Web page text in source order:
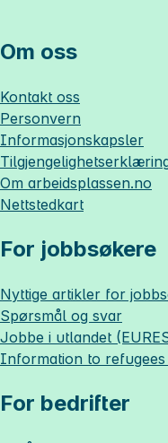
Om oss
Kontakt oss
Personvern
Informasjonskapsler
Om arbeidsplassen.no
Nettstedkart
For jobbsøkere
Nyttige artikler for
Spørsmål og svar
Jobbe i utlandet
Information to
For bedrifter